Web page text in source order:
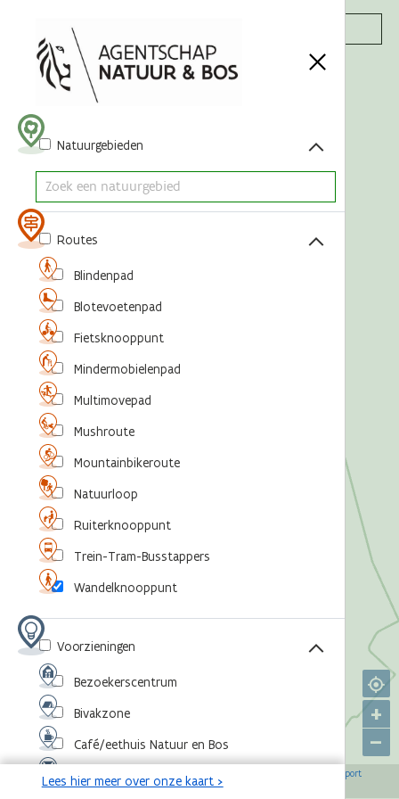
Acties
+
–
OpenStreetMap-bijdragers Agentschap voor Natuur en Bos
Sport
Vlaanderen,©Toerisme Vlaanderen
Natuurgebieden
Routes
Blindenpad
Blotevoetenpad
Fietsknooppunt
Mindermobielenpad
Multimovepad
Mushroute
Mountainbikeroute
Natuurloop
Ruiterknooppunt
Trein-Tram-Busstappers
Wandelknooppunt
Voorzieningen
Bezoekerscentrum
Bivakzone
Café/eethuis Natuur en Bos
Eventlocatie
Lees hier meer over onze kaart >